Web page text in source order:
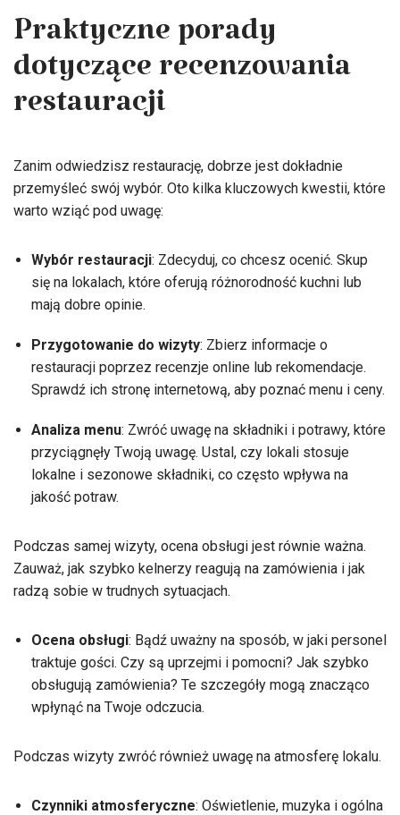
Praktyczne porady
dotyczące recenzowania
restauracji
Zanim odwiedzisz restaurację, dobrze jest dokładnie
przemyśleć swój wybór. Oto kilka kluczowych kwestii, które
warto wziąć pod uwagę:
Wybór restauracji: Zdecyduj, co chcesz ocenić. Skup
się na lokalach, które oferują różnorodność kuchni lub
mają dobre opinie.
Przygotowanie do wizyty: Zbierz informacje o
restauracji poprzez recenzje online lub rekomendacje.
Sprawdź ich stronę internetową, aby poznać menu i ceny.
Analiza menu: Zwróć uwagę na składniki i potrawy, które
przyciągnęły Twoją uwagę. Ustal, czy lokali stosuje
lokalne i sezonowe składniki, co często wpływa na
jakość potraw.
Podczas samej wizyty, ocena obsługi jest równie ważna.
Zauważ, jak szybko kelnerzy reagują na zamówienia i jak
radzą sobie w trudnych sytuacjach.
Ocena obsługi: Bądź uważny na sposób, w jaki personel
traktuje gości. Czy są uprzejmi i pomocni? Jak szybko
obsługują zamówienia? Te szczegóły mogą znacząco
wpłynąć na Twoje odczucia.
Podczas wizyty zwróć również uwagę na atmosferę lokalu.
Czynniki atmosferyczne: Oświetlenie, muzyka i ogólna